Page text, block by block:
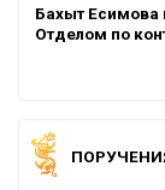
Бахыт
Отделом по